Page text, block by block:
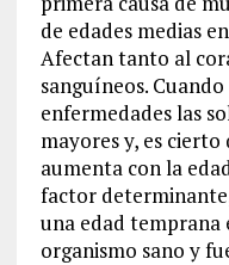
de edades medias
Afectan tanto al
sanguíneos.
enfermedades las
mayores y, es
aumenta con la
factor
una edad temprana
organismo sano y